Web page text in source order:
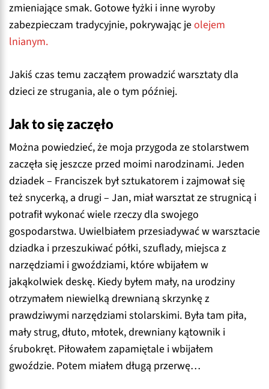
zmieniające smak. Gotowe łyżki i inne wyroby
zabezpieczam tradycyjnie, pokrywając jeolejem
lnianym.
Jakiś czas temu zacząłem prowadzić warsztaty dla
dzieci ze strugania, ale o tym później.
Jak to się zaczęło
Można powiedzieć, że moja przygoda ze stolarstwem
zaczęła się jeszcze przed moimi narodzinami. Jeden
dziadek – Franciszek był sztukatorem i zajmował się
też snycerką, a drugi – Jan, miał warsztat ze strugnicą i
potrafił wykonać wiele rzeczy dla swojego
gospodarstwa. Uwielbiałem przesiadywać w warsztacie
dziadka i przeszukiwać półki, szuflady, miejsca z
narzędziami i gwoździami, które wbijałem w
jakąkolwiek deskę. Kiedy byłem mały, na urodziny
otrzymałem niewielką drewnianą skrzynkę z
prawdziwymi narzędziami stolarskimi. Była tam piła,
mały strug, dłuto, młotek, drewniany kątownik i
śrubokręt. Piłowałem zapamiętale i wbijałem
gwoździe. Potem miałem długą przerwę…